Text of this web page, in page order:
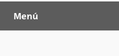
Másteres y Formación
Menú